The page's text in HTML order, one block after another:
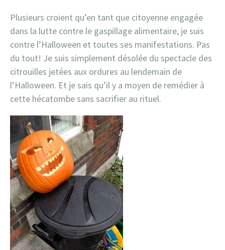
Plusieurs croient qu’en tant que citoyenne engagée
dans la lutte contre le gaspillage alimentaire, je suis
contre l’Halloween et toutes ses manifestations. Pas
du tout! Je suis simplement désolée du spectacle des
citrouilles jetées aux ordures au lendemain de
l’Halloween. Et je sais qu’il y a moyen de remédier à
cette hécatombe sans sacrifier au rituel.